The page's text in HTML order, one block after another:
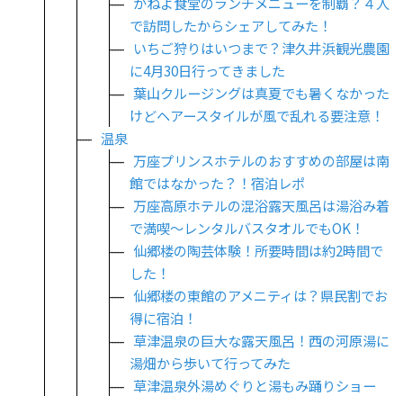
で訪問したからシェアしてみた！
いちご狩りはいつまで？津久井浜観光農園
に4月30日行ってきました
葉山クルージングは真夏でも暑くなかった
けどヘアースタイルが風で乱れる要注意！
温泉
万座プリンスホテルのおすすめの部屋は南
館ではなかった？！宿泊レポ
万座高原ホテルの混浴露天風呂は湯浴み着
で満喫～レンタルバスタオルでもOK！
仙郷楼の陶芸体験！所要時間は約2時間で
した！
仙郷楼の東館のアメニティは？県民割でお
得に宿泊！
草津温泉の巨大な露天風呂！西の河原湯に
湯畑から歩いて行ってみた
草津温泉外湯めぐりと湯もみ踊りショー